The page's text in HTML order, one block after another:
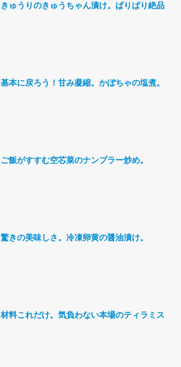
きゅうりのきゅうちゃん漬け。ぱりぱり絶品。
基本に戻ろう！甘み凝縮。かぼちゃの塩煮。
ご飯がすすむ空芯菜のナンプラー炒め。
驚きの美味しさ。冷凍卵黄の醤油漬け。
材料これだけ。気負わない本場のティラミス。